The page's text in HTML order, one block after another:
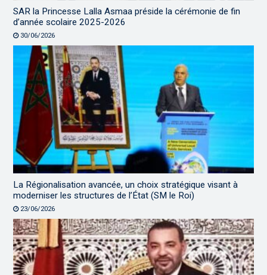
SAR la Princesse Lalla Asmaa préside la cérémonie de fin
d’année scolaire 2025-2026
30/06/2026
La Régionalisation avancée, un choix stratégique visant à
moderniser les structures de l’État (SM le Roi)
23/06/2026